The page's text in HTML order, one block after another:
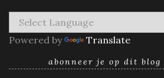
Powered by Translate
abonneer je op dit